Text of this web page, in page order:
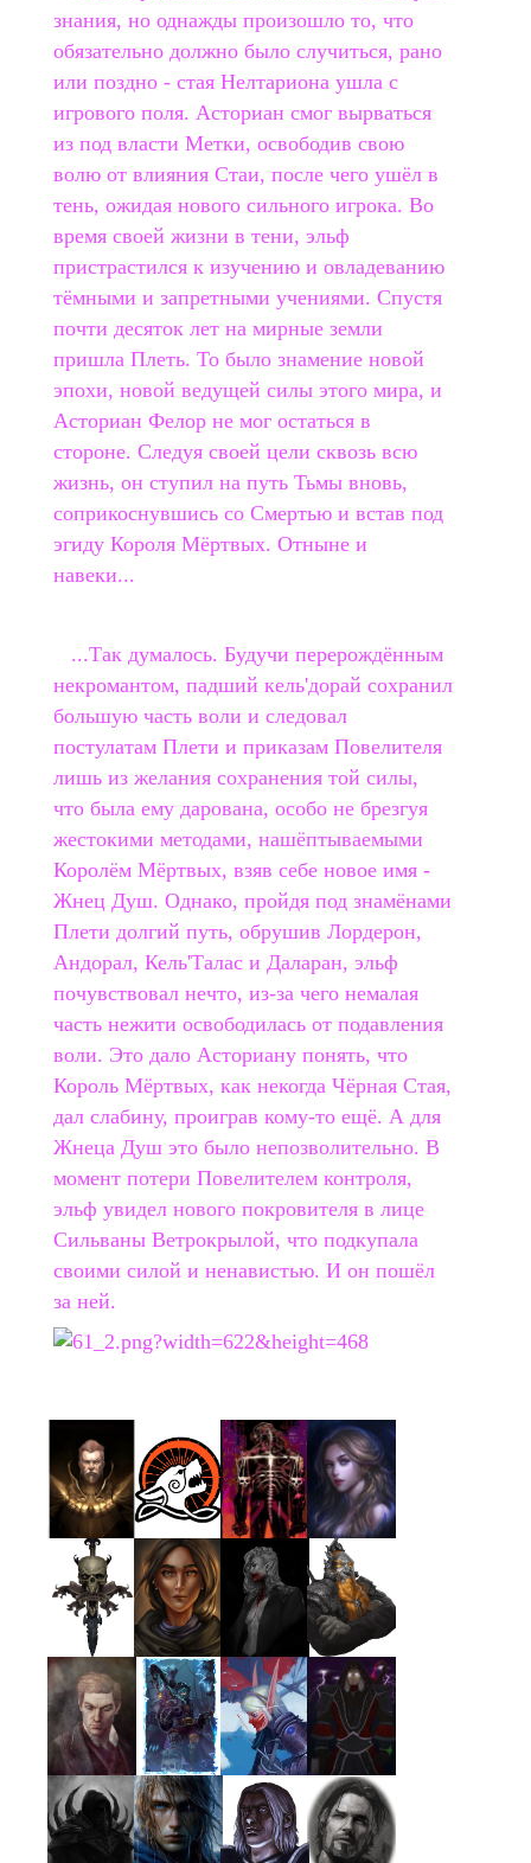
знания, но однажды произошло то, что
обязательно должно было случиться, рано
или поздно - стая Нелтариона ушла с
игрового поля. Асториан смог вырваться
из под власти Метки, освободив свою
волю от влияния Стаи, после чего ушёл в
тень, ожидая нового сильного игрока. Во
время своей жизни в тени, эльф
пристрастился к изучению и овладеванию
тёмными и запретными учениями. Спустя
почти десяток лет на мирные земли
пришла Плеть. То было знамение новой
эпохи, новой ведущей силы этого мира, и
Асториан Фелор не мог остаться в
стороне. Следуя своей цели сквозь всю
жизнь, он ступил на путь Тьмы вновь,
соприкоснувшись со Смертью и встав под
эгиду Короля Мёртвых. Отныне и
навеки...
...Так думалось. Будучи перерождённым
некромантом, падший кель'дорай сохранил
большую часть воли и следовал
постулатам Плети и приказам Повелителя
лишь из желания сохранения той силы,
что была ему дарована, особо не брезгуя
жестокими методами, нашёптываемыми
Королём Мёртвых, взяв себе новое имя -
Жнец Душ. Однако, пройдя под знамёнами
Плети долгий путь, обрушив Лордерон,
Андорал, Кель'Талас и Даларан, эльф
почувствовал нечто, из-за чего немалая
часть нежити освободилась от подавления
воли. Это дало Асториану понять, что
Король Мёртвых, как некогда Чёрная Стая,
дал слабину, проиграв кому-то ещё. А для
Жнеца Душ это было непозволительно. В
момент потери Повелителем контроля,
эльф увидел нового покровителя в лице
Сильваны Ветрокрылой, что подкупала
своими силой и ненавистью. И он пошёл
за ней.